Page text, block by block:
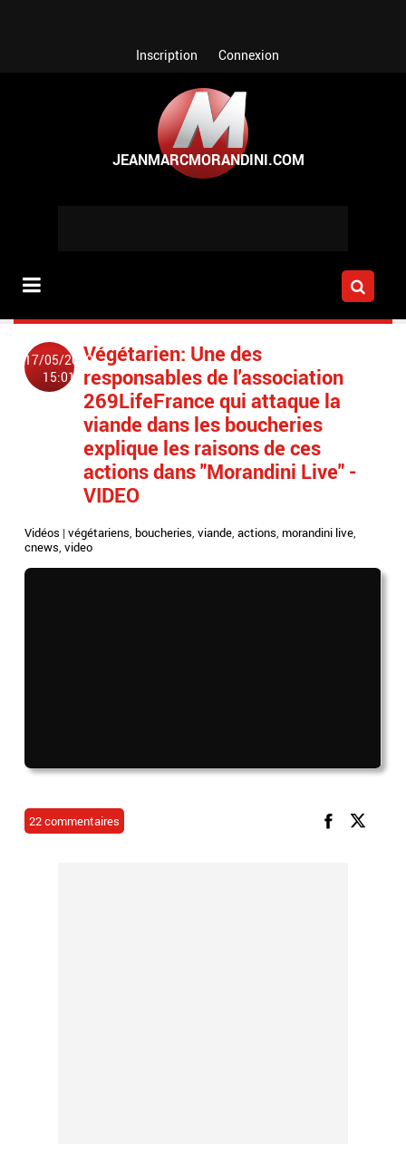
Inscription Connexion
17/05/2019
15:01
Végétarien: Une des
responsables de l'association
269LifeFrance qui attaque la
viande dans les boucheries
explique les raisons de ces
actions dans "Morandini Live" -
VIDEO
Vidéos |végétariens,boucheries,viande,actions,morandini live,
cnews,video
22 commentaires